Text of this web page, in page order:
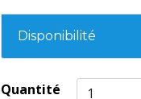
Disponibilité
Quantité